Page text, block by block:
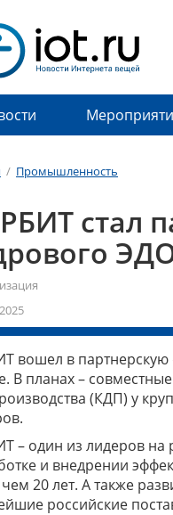
/ Промышленность
стал
вошел в партнерскую
В планах –
(КДП) у
– один из лидеров на
и внедрении
20 лет. А также
российские